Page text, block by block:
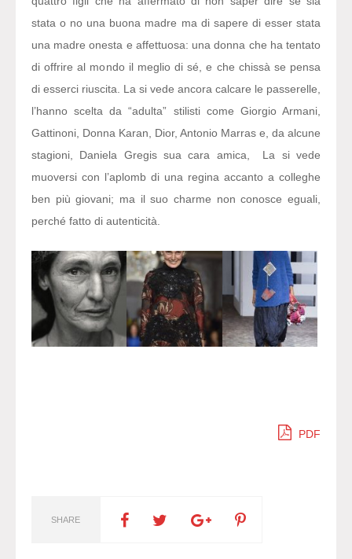
stata o no una buona madre ma di sapere di esser stata
una madre onesta e affettuosa: una donna che ha tentato
di offrire al mondo il meglio di sé, e che chissà se pensa
di esserci riuscita. La si vede ancora calcare le passerelle,
l’hanno scelta da “adulta” stilisti come Giorgio Armani,
Gattinoni, Donna Karan, Dior, Antonio Marras e, da alcune
stagioni, Daniela Gregis sua cara amica, La si vede
muoversi con l’aplomb di una regina accanto a colleghe
ben più giovani; ma il suo charme non conosce eguali,
perché fatto di autenticità.
PDF
SHARE